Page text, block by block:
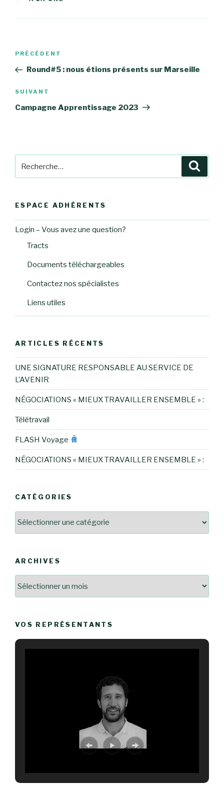
Navigation
l’article
Article
précédent
PRÉCÉDENT
Round#5 : nous étions présents sur Marseille
Article
suivant
SUIVANT
Campagne Apprentissage 2023
pour
ESPACE ADHÉRENTS
Login – Vous avez une question?
Tracts
Documents téléchargeables
Contactez nos spécialistes
Liens utiles
ARTICLES RÉCENTS
UNE SIGNATURE RESPONSABLE AU SERVICE DE
L’AVENIR
NÉGOCIATIONS « MIEUX TRAVAILLER ENSEMBLE » :
Télétravail
FLASH Voyage
NÉGOCIATIONS « MIEUX TRAVAILLER ENSEMBLE » :
CATÉGORIES
ARCHIVES
VOS REPRÉSENTANTS